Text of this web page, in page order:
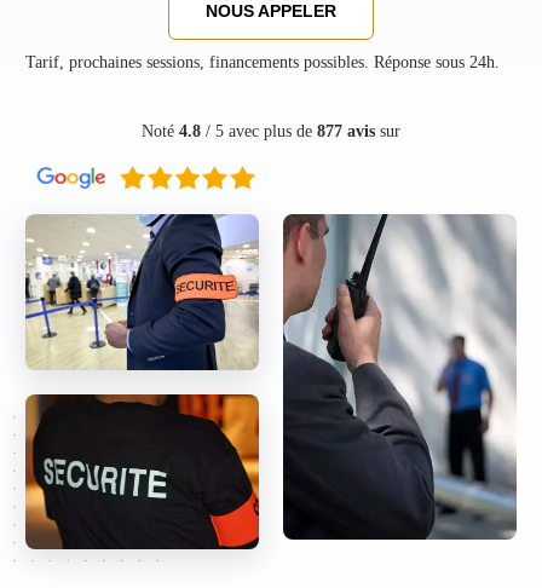
NOUS APPELER
Tarif, prochaines sessions, financements possibles. Réponse sous 24h.
Noté 4.8 / 5 avec plus de 877 avis sur